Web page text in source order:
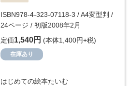
ISBN978-4-323-07118-3 / A4変型判 /
24ページ / 初版2008年2月
定価1,540円 (本体1,400円+税)
在庫あり
はじめての絵本たいむ